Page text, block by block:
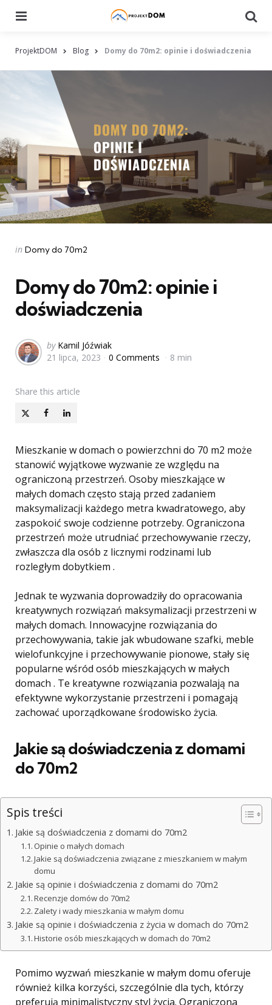
ProjektDOM Blog Domy do 70m2: opinie i doświadczenia
Categories
Posted
in Domy do 70m2
Domy do 70m2: opinie i
doświadczenia
Posted
by
by Kamil Jóźwiak
21 lipca, 2023
0 Comments 8 min
Share this article
Mieszkanie w domach o powierzchni do 70 m2 może
stanowić wyjątkowe wyzwanie ze względu na
ograniczoną przestrzeń. Osoby mieszkające w
małych domach często stają przed zadaniem
maksymalizacji każdego metra kwadratowego, aby
zaspokoić swoje codzienne potrzeby. Ograniczona
przestrzeń może utrudniać przechowywanie rzeczy,
zwłaszcza dla osób z licznymi rodzinami lub
rozległym dobytkiem .
Jednak te wyzwania doprowadziły do ​​​​opracowania
kreatywnych rozwiązań maksymalizacji przestrzeni w
małych domach. Innowacyjne rozwiązania do
przechowywania, takie jak wbudowane szafki, meble
wielofunkcyjne i przechowywanie pionowe, stały się
popularne wśród osób mieszkających w małych
domach . Te kreatywne rozwiązania pozwalają na
efektywne wykorzystanie przestrzeni i pomagają
zachować uporządkowane środowisko życia.
Jakie są doświadczenia z domami
do 70m2
Spis treści
Jakie są doświadczenia z domami do 70m2
Opinie o małych domach
Jakie są doświadczenia związane z mieszkaniem w małym
domu
Jakie są opinie i doświadczenia z domami do 70m2
Recenzje domów do 70m2
Zalety i wady mieszkania w małym domu
Jakie są opinie i doświadczenia z życia w domach do 70m2
Historie osób mieszkających w domach do 70m2
Pomimo wyzwań mieszkanie w małym domu oferuje
również kilka korzyści, szczególnie dla tych, którzy
preferują minimalistyczny styl życia. Ograniczona